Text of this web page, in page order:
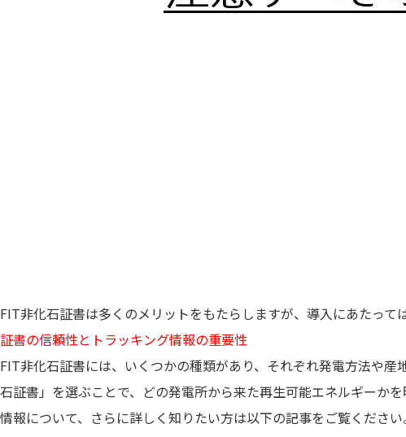
FIT非化石証書は多くのメリットをもたらしますが、導入にあたって
証書の信頼性とトラッキング情報の重要性
FIT非化石証書には、いくつかの種類があり、それぞれ発電方法や
石証書」を選ぶことで、どの発電所から来た再生可能エネルギーか
情報について、さらに詳しく知りたい方は以下の記事をご覧ください